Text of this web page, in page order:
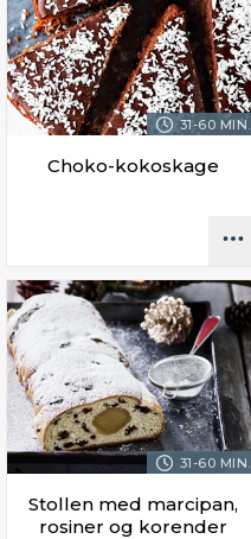
31-60 MIN.
Choko-kokoskage
31-60 MIN.
Stollen med marcipan,
rosiner og korender